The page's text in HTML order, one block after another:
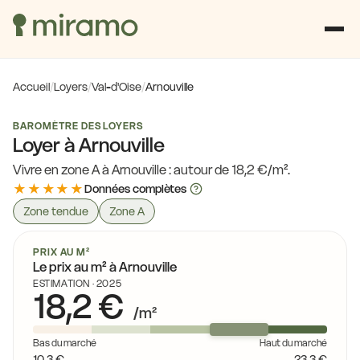
Accueil/Loyers/Val-d'Oise/Arnouville
BAROMÈTRE DES LOYERS
Loyer à Arnouville
Vivre en zone A à Arnouville : autour de 18,2 €/m².
★★★★★Données complètes
Zone tendue
Zone A
PRIX AU M²
Le prix au m² à Arnouville
ESTIMATION · 2025
18,2 € /m²
Bas du marché Haut du marché
16,8 €
16,9 €